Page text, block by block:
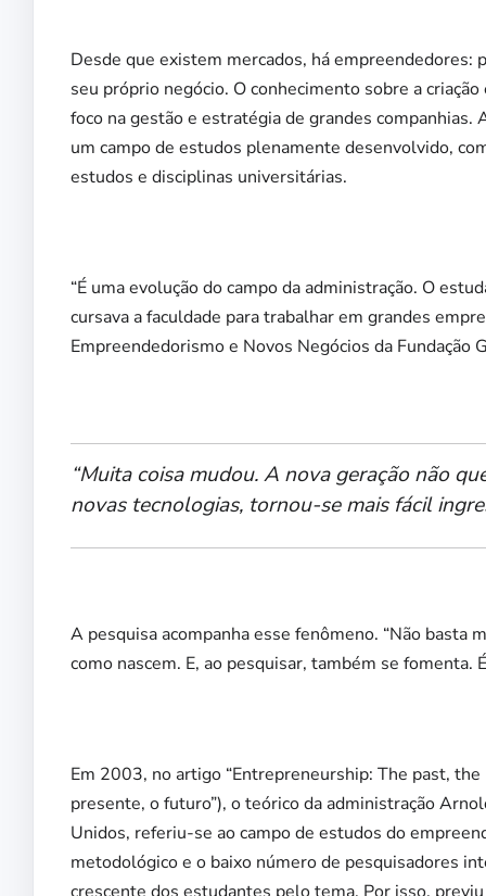
Desde que existem mercados, há empreendedores:
seu próprio negócio. O conhecimento sobre a
foco na gestão e estratégia de grandes
um campo de estudos plenamente desenvolvido,
estudos e disciplinas universitárias.
“É uma evolução do campo da administração. O
cursava a faculdade para trabalhar em grandes
Empreendedorismo e Novos Negócios da Fundação
“Muita coisa mudou. A nova geração não
novas tecnologias, tornou-se mais fácil
A pesquisa acompanha esse fenômeno. “Não basta
como nascem. E, ao pesquisar, também se fomenta.
Em 2003, no artigo “Entrepreneurship: The past,
presente, o futuro”), o teórico da administração
Unidos, referiu-se ao campo de estudos do
metodológico e o baixo número de pesquisadores